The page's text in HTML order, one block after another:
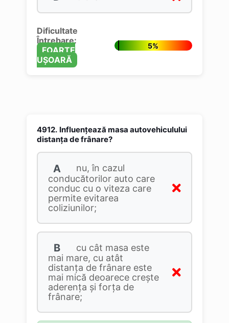
Dificultate
Întrebare:
FOARTE
UȘOARĂ
5%
4912. Influenţează masa autovehiculului
distanţa de frânare?
A
nu, în cazul
conducătorilor auto care
conduc cu o viteza care
permite evitarea
coliziunilor;
B
cu cât masa este
mai mare, cu atât
distanţa de frânare este
mai mică deoarece creşte
aderenţa şi forţa de
frânare;